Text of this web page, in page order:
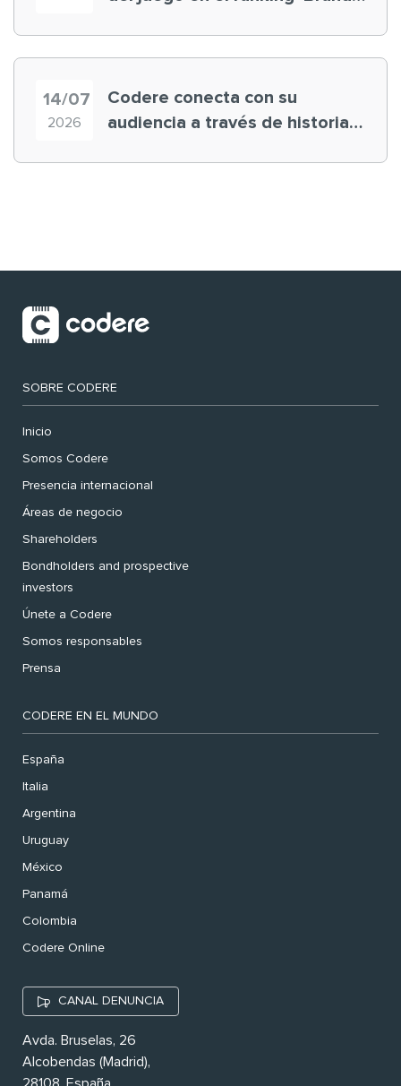
14/07
2026
Codere conecta con su
audiencia a través de historias
SOBRE CODERE
Inicio
Somos Codere
Presencia internacional
Áreas de negocio
Shareholders
Bondholders and prospective
investors
Únete a Codere
Somos responsables
Prensa
CODERE EN EL MUNDO
España
Italia
Argentina
Uruguay
México
Panamá
Colombia
Codere Online
CANAL DENUNCIA
Avda. Bruselas, 26
Alcobendas (Madrid),
28108. España